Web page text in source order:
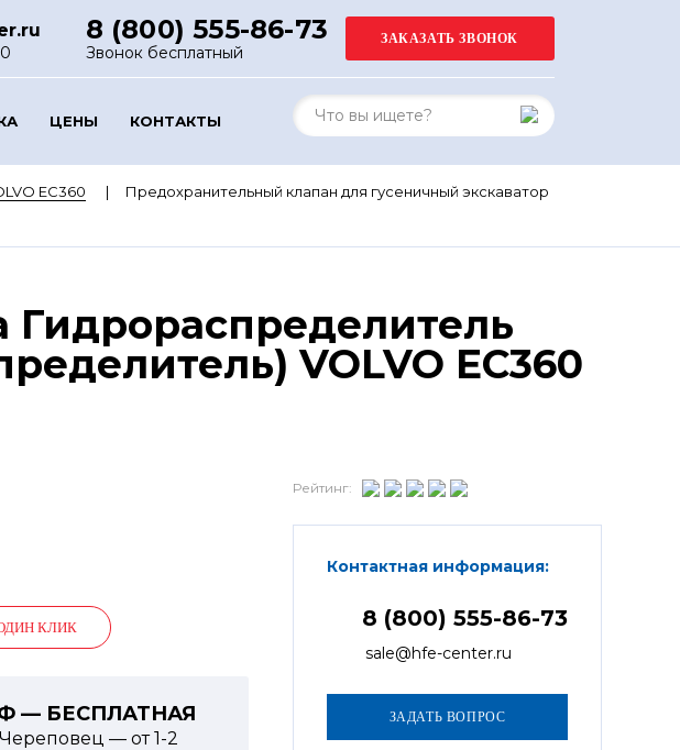
8 (800) 555-86-73
Звонок бесплатный
ЦЕНЫ КОНТАКТЫ
EC360
Предохранительный клапан для гусеничный экскаватор
VOLVO EC360
КЛИК
— БЕСПЛАТНАЯ
— от1-2
Рейтинг:
Контактная информация:
8 (800) 555-86-73
sale@hfe-center.ru